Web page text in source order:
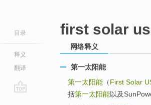
目录
释义
翻译
first solar
网络释义
第一太阳能
第一太阳能 （First Solar
括第一太阳能以及